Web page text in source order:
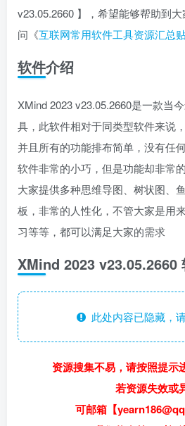
v23.05.2660 】，希望能够帮助到
问《互联网常用软件工具资源汇总
软件介绍
XMind 2023 v23.05.2660是一款当
具，此软件相对于同类型软件来说
并且所有的功能排布简单，没有任
软件非常的小巧，但是功能却非常
大家提供多种思维导图、树状图、
板，非常的人性化，不管大家是用
习等等，都可以满足大家的需求
XMind 2023 v23.05.2660
此处内容已隐藏，
资源搜集不易，请按照提示
若资源失效或
可邮箱【